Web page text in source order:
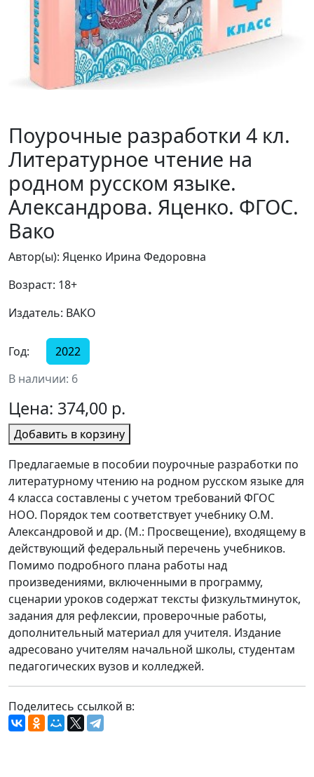
Поурочные разработки 4 кл.
Литературное чтение на
родном русском языке.
Александрова. Яценко. ФГОС.
Вако
Автор(ы): Яценко Ирина Федоровна
Возраст: 18+
Издатель: ВАКО
Год:
2022
В наличии: 6
Цена: 374,00 р.
Добавить в корзину
Предлагаемые в пособии поурочные разработки по
литературному чтению на родном русском языке для
4 класса составлены с учетом требований ФГОС
НОО. Порядок тем соответствует учебнику О.М.
Александровой и др. (М.: Просвещение), входящему в
действующий федеральный перечень учебников.
Помимо подробного плана работы над
произведениями, включенными в программу,
сценарии уроков содержат тексты физкультминуток,
задания для рефлексии, проверочные работы,
дополнительный материал для учителя. Издание
адресовано учителям начальной школы, студентам
педагогических вузов и колледжей.
Поделитесь ссылкой в: